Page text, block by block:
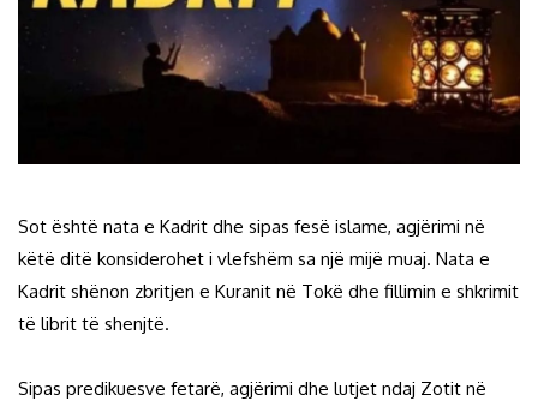
Sot është nata e Kadrit dhe sipas fesë islame, agjërimi në
këtë ditë konsiderohet i vlefshëm sa një mijë muaj. Nata e
Kadrit shënon zbritjen e Kuranit në Tokë dhe fillimin e shkrimit
të librit të shenjtë.
Sipas predikuesve fetarë, agjërimi dhe lutjet ndaj Zotit në